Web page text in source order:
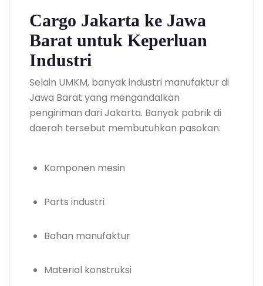
Cargo Jakarta ke Jawa
Barat untuk Keperluan
Industri
Selain UMKM, banyak industri manufaktur di
Jawa Barat yang mengandalkan
pengiriman dari Jakarta. Banyak pabrik di
daerah tersebut membutuhkan pasokan:
Komponen mesin
Parts industri
Bahan manufaktur
Material konstruksi